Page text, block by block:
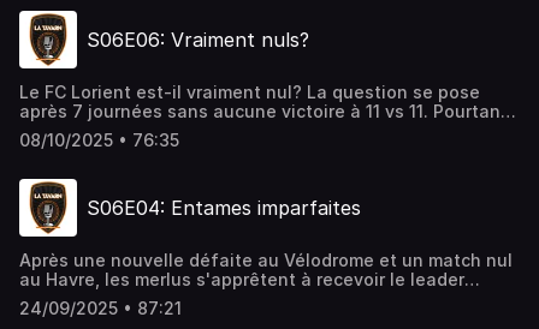
même!Julien Lucas Pierrot et Raphaël gardent le moral et
c'est déjà pas mal!
S06E06: Vraiment nuls?
Le FC Lorient est-il vraiment nul? La question se pose
après 7 journées sans aucune victoire à 11 vs 11. Pourtant,
les arguments ne manquent pas pour être optimiste! Tour
d'horizon avec Julien Pierrot et Raphaël!
08/10/2025 • 76:35
S06E04: Entames imparfaites
Après une nouvelle défaite au Vélodrome et un match nul
au Havre, les merlus s'apprêtent à recevoir le leader
Monaco au Moustoir.L'occasion pour Julien Lucas et
Pierrot de revenir sur le début de saison et discuter de
24/09/2025 • 87:21